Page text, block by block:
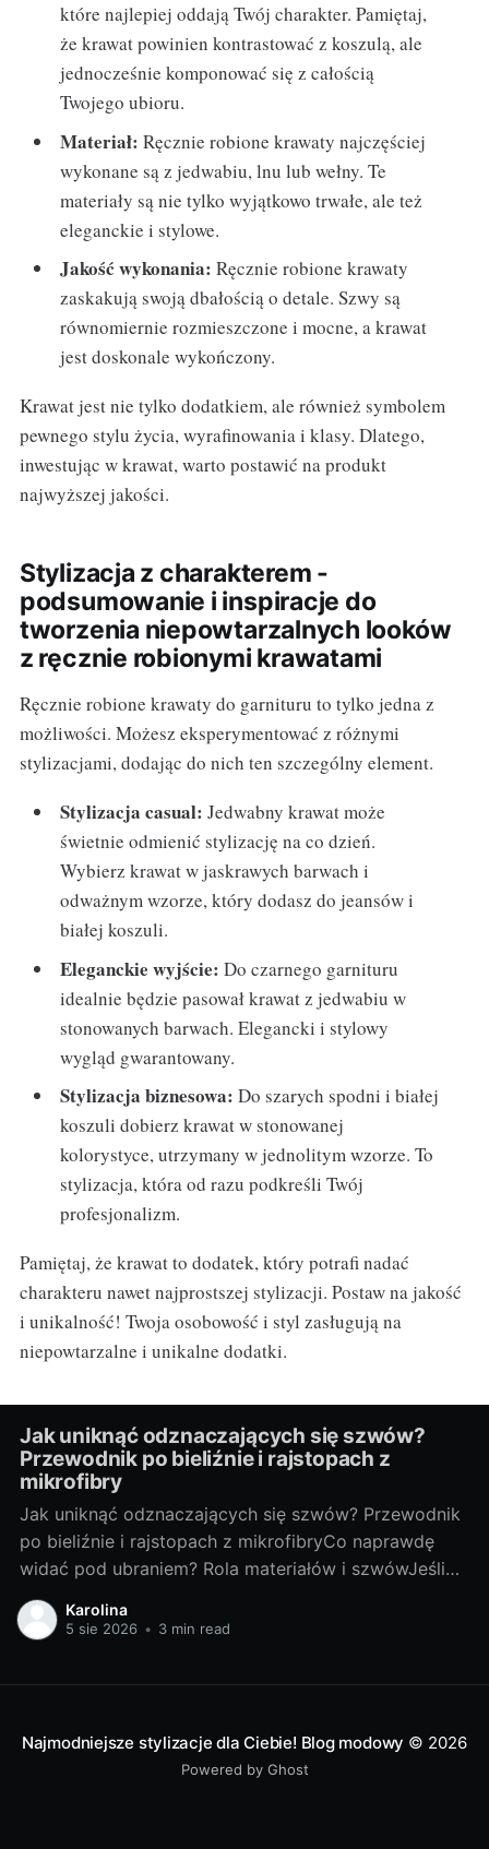
które najlepiej oddają Twój charakter. Pamiętaj,
że krawat powinien kontrastować z koszulą, ale
jednocześnie komponować się z całością
Twojego ubioru.
Materiał: Ręcznie robione krawaty najczęściej
wykonane są z jedwabiu, lnu lub wełny. Te
materiały są nie tylko wyjątkowo trwałe, ale też
eleganckie i stylowe.
Jakość wykonania: Ręcznie robione krawaty
zaskakują swoją dbałością o detale. Szwy są
równomiernie rozmieszczone i mocne, a krawat
jest doskonale wykończony.
Krawat jest nie tylko dodatkiem, ale również symbolem
pewnego stylu życia, wyrafinowania i klasy. Dlatego,
inwestując w krawat, warto postawić na produkt
najwyższej jakości.
Stylizacja z charakterem -
podsumowanie i inspiracje do
tworzenia niepowtarzalnych looków
z ręcznie robionymi krawatami
Ręcznie robione krawaty do garnituru to tylko jedna z
możliwości. Możesz eksperymentować z różnymi
stylizacjami, dodając do nich ten szczególny element.
Stylizacja casual: Jedwabny krawat może
świetnie odmienić stylizację na co dzień.
Wybierz krawat w jaskrawych barwach i
odważnym wzorze, który dodasz do jeansów i
białej koszuli.
Eleganckie wyjście: Do czarnego garnituru
idealnie będzie pasował krawat z jedwabiu w
stonowanych barwach. Elegancki i stylowy
wygląd gwarantowany.
Stylizacja biznesowa: Do szarych spodni i białej
koszuli dobierz krawat w stonowanej
kolorystyce, utrzymany w jednolitym wzorze. To
stylizacja, która od razu podkreśli Twój
profesjonalizm.
Pamiętaj, że krawat to dodatek, który potrafi nadać
charakteru nawet najprostszej stylizacji. Postaw na jakość
i unikalność! Twoja osobowość i styl zasługują na
niepowtarzalne i unikalne dodatki.
Jak uniknąć odznaczających się szwów?
Przewodnik po bieliźnie i rajstopach z
mikrofibry
Jak uniknąć odznaczających się szwów? Przewodnik
po bieliźnie i rajstopach z mikrofibryCo naprawdę
widać pod ubraniem? Rola materiałów i szwówJeśli
coś „odcina” się pod sukienką, winny rzadko jest
tylko jeden element. Na efekt pracują: grubość i
Karolina
5 sie 2026 • 3 min read
Najmodniejsze stylizacje dla Ciebie! Blog modowy © 2026
Powered by Ghost